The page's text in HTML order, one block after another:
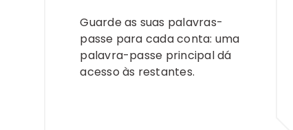
Guarde as suas palavras-
passe para cada conta: uma
palavra-passe principal dá
acesso às restantes.